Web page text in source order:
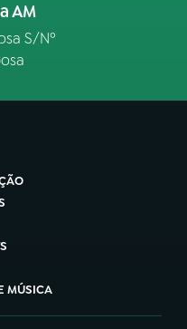
AM
S/Nº
MÚSICA